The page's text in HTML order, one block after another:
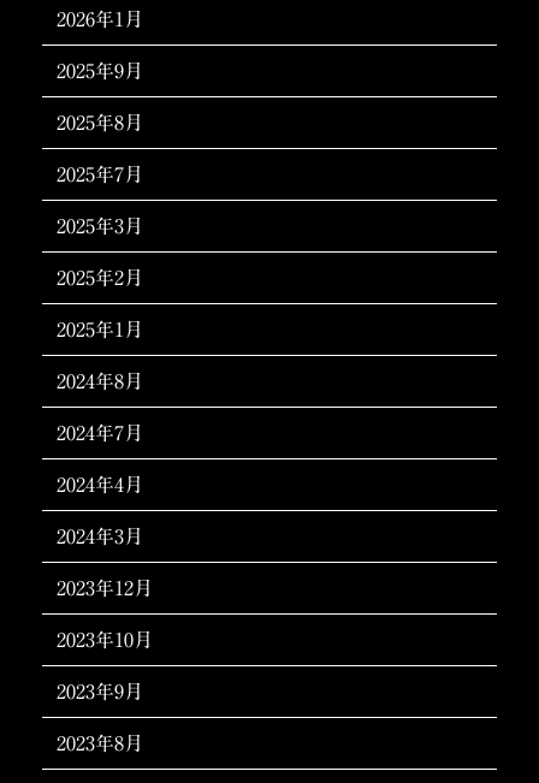
2026年1月
2025年9月
2025年8月
2025年7月
2025年3月
2025年2月
2025年1月
2024年8月
2024年7月
2024年4月
2024年3月
2023年12月
2023年10月
2023年9月
2023年8月